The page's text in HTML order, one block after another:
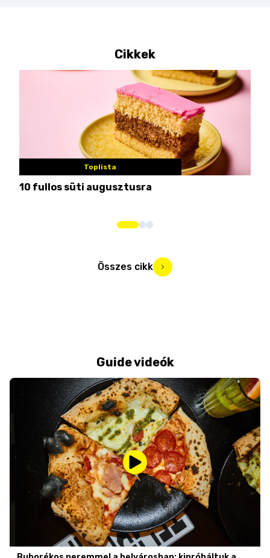
Cikkek
Toplista
10 fullos süti augusztusra
Összes cikk
Guide videók